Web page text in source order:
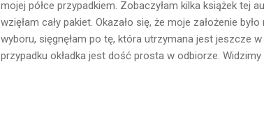
mojej półce przypadkiem. Zobaczyłam kilka książek tej
wzięłam cały pakiet. Okazało się, że moje założenie
wyboru, sięgnęłam po tę, która utrzymana jest jeszcze
przypadku okładka jest dość prosta w odbiorze.
sobie 320 stron. Myślę, że udało się autorce nie